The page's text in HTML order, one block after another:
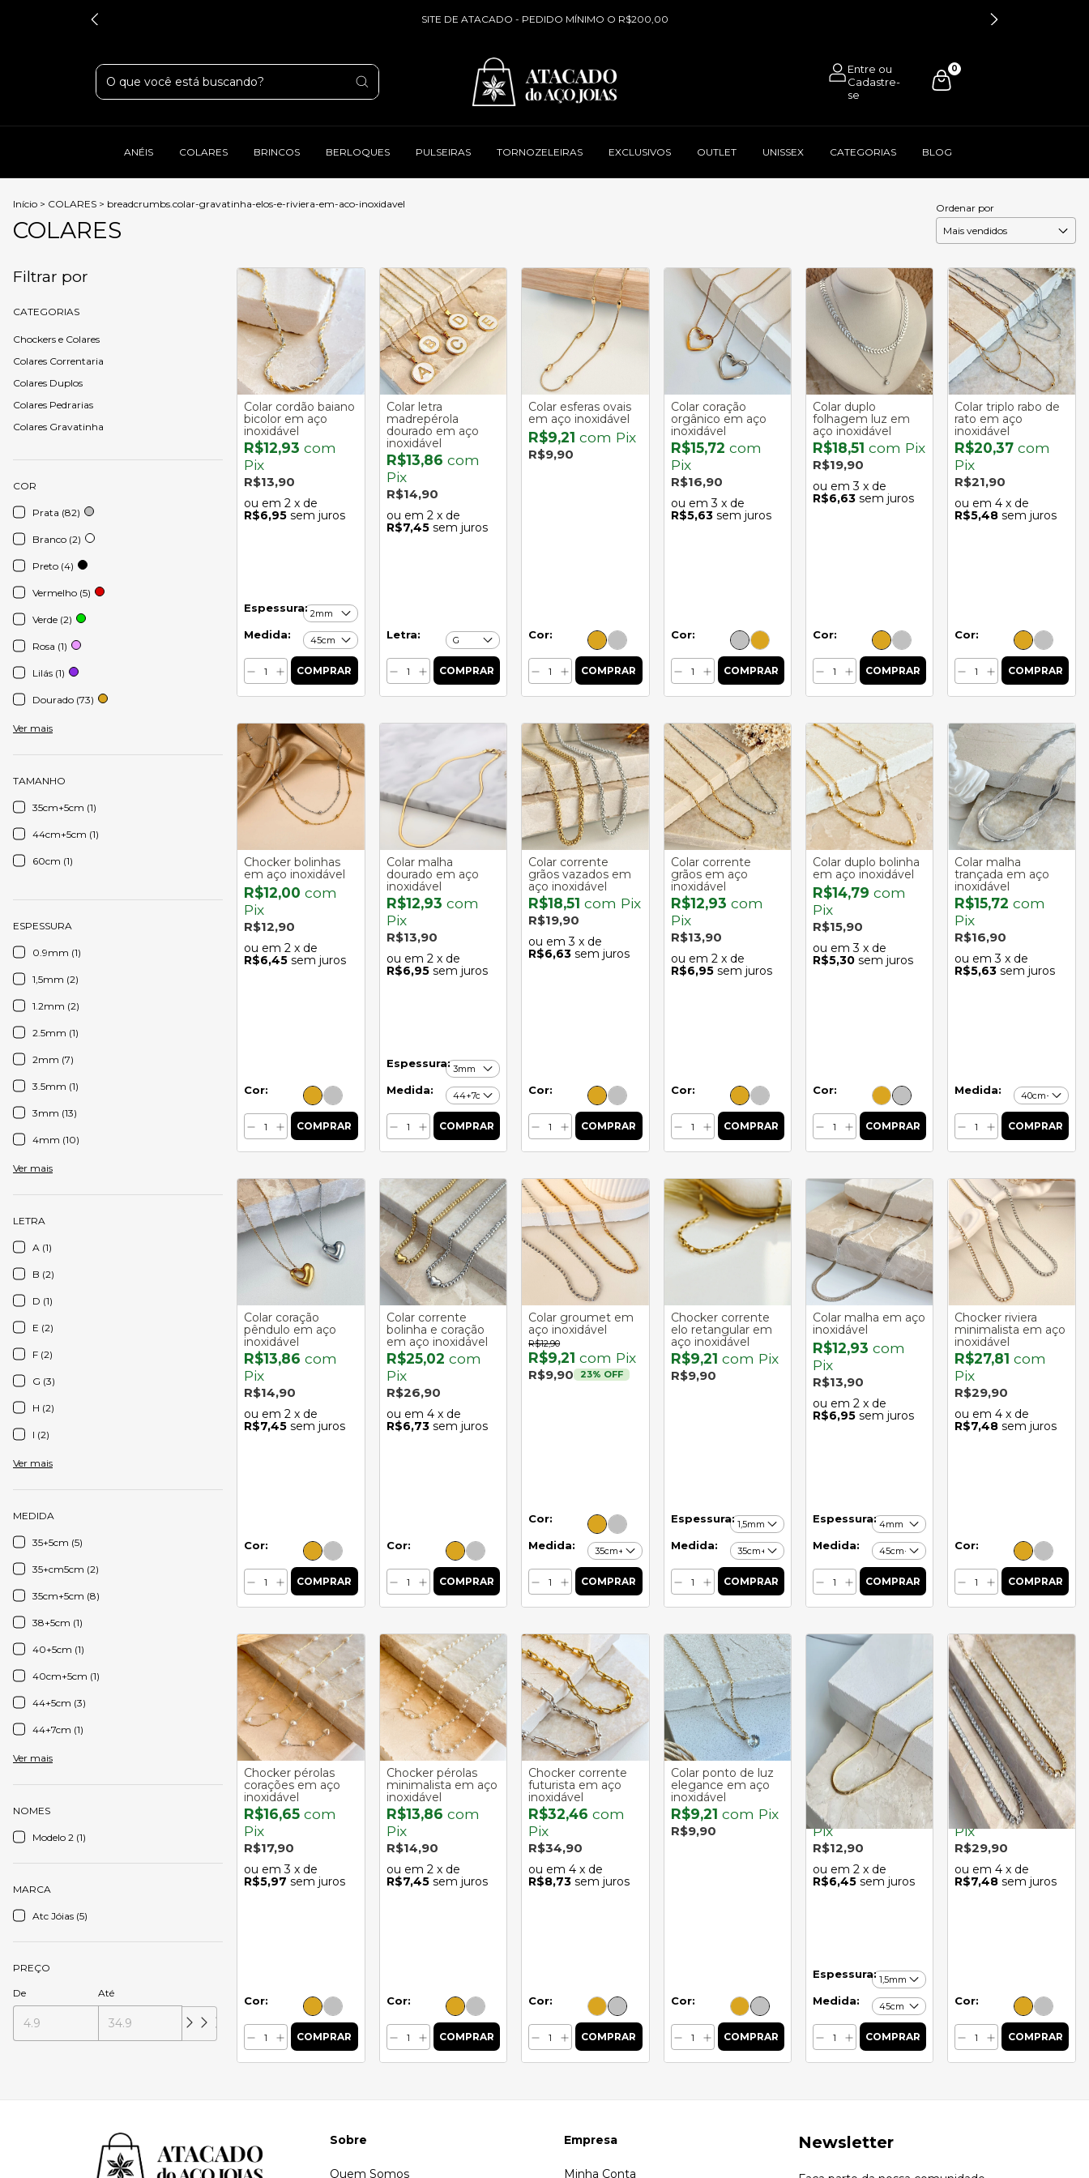
SITE DE ATACADO - PEDIDO MÍNIMO O R$200,00
0
ANÉIS COLARES BRINCOS BERLOQUES PULSEIRAS TORNOZELEIRAS EXCLUSIVOS OUTLET UNISSEX CATEGORIAS BLOG
Início > COLARES > breadcrumbs.colar-gravatinha-elos-e-riviera-em-aco-inoxidavel
COLARES
Ordenar por
Filtrar por
CATEGORIAS
Chockers e Colares
Colares Correntaria
Colares Duplos
Colares Pedrarias
Colares Gravatinha
COR
Prata (82)
Branco (2)
Preto (4)
Vermelho (5)
Verde (2)
Rosa (1)
Lilás (1)
Dourado (73)
Ver mais
TAMANHO
35cm+5cm (1)
44cm+5cm (1)
60cm (1)
ESPESSURA
0.9mm (1)
1,5mm (2)
1.2mm (2)
2.5mm (1)
2mm (7)
3.5mm (1)
3mm (13)
4mm (10)
Ver mais
LETRA
A (1)
B (2)
D (1)
E (2)
F (2)
G (3)
H (2)
I (2)
Ver mais
MEDIDA
35+5cm (5)
35+cm5cm (2)
35cm+5cm (8)
38+5cm (1)
40+5cm (1)
40cm+5cm (1)
44+5cm (3)
44+7cm (1)
Ver mais
NOMES
Modelo 2 (1)
MARCA
Atc Jóias (5)
PREÇO
De Até
Colar cordão baiano
bicolor em aço
inoxidável
R$12,93com
Pix
R$13,90
2 x de
R$6,95 sem juros
Espessura:
Medida:
Colar letra
madrepérola
dourado em aço
inoxidável
R$13,86 com
Pix
R$14,90
2 x de
R$7,45 sem juros
Letra:
Colar esferas ovais
em aço inoxidável
R$9,21com Pix
R$9,90
Cor:
Colar coração
orgânico em aço
inoxidável
R$15,72 com
Pix
R$16,90
3 x de
R$5,63 sem juros
Cor:
Colar duplo
folhagem luz em
aço inoxidável
R$18,51 com Pix
R$19,90
3 x de
R$6,63 sem juros
Cor:
Colar triplo rabo de
rato em aço
inoxidável
R$20,37com
Pix
R$21,90
4 x de
R$5,48 sem juros
Cor:
Chocker bolinhas
em aço inoxidável
R$12,00com
Pix
R$12,90
2 x de
R$6,45 sem juros
Cor:
Colar malha
dourado em aço
inoxidável
R$12,93 com
Pix
R$13,90
2 x de
R$6,95 sem juros
Espessura:
Medida:
Colar corrente
grãos vazados em
aço inoxidável
R$18,51com Pix
R$19,90
3 x de
R$6,63 sem juros
Cor:
Colar corrente
grãos em aço
inoxidável
R$12,93 com
Pix
R$13,90
2 x de
R$6,95 sem juros
Cor:
Colar duplo bolinha
em aço inoxidável
R$14,79 com
Pix
R$15,90
3 x de
R$5,30 sem juros
Cor:
Colar malha
trançada em aço
inoxidável
R$15,72com
Pix
R$16,90
3 x de
R$5,63 sem juros
Medida:
Colar coração
pêndulo em aço
inoxidável
R$13,86com
Pix
R$14,90
2 x de
R$7,45 sem juros
Cor:
Colar corrente
bolinha e coração
em aço inoxidável
R$25,02 com
Pix
R$26,90
4 x de
R$6,73 sem juros
Cor:
Colar groumet em
aço inoxidável
R$12,90
R$9,21com Pix
R$9,90 23% OFF
Cor:
Medida:
Chocker corrente
elo retangular em
aço inoxidável
R$9,21 com Pix
R$9,90
Espessura:
Medida:
Colar malha em aço
inoxidável
R$12,93 com
Pix
R$13,90
2 x de
R$6,95 sem juros
Espessura:
Medida:
Chocker riviera
minimalista em aço
inoxidável
R$27,81com
Pix
R$29,90
4 x de
R$7,48 sem juros
Cor:
Chocker pérolas
corações em aço
inoxidável
R$16,65com
Pix
R$17,90
3 x de
R$5,97 sem juros
Cor:
Chocker pérolas
minimalista em aço
inoxidável
R$13,86 com
Pix
R$14,90
2 x de
R$7,45 sem juros
Cor:
Chocker corrente
futurista em aço
inoxidável
R$32,46com
Pix
R$34,90
4 x de
R$8,73 sem juros
Cor:
Colar ponto de luz
elegance em aço
inoxidável
R$9,21 com Pix
R$9,90
Cor:
Colar rabo de rato
dourado em aço
inoxidável
R$12,00 com
Pix
R$12,90
2 x de
R$6,45 sem juros
Espessura:
Medida:
Colar riviera e
corações em aço
inoxidável
R$27,81com
Pix
R$29,90
4 x de
R$7,48 sem juros
Cor:
Sobre
Quem Somos
Empresa
Minha Conta
Newsletter